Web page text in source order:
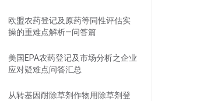
欧盟农药登记及原药等同性评估实
操的重难点解析—问答篇
美国EPA农药登记及市场分析之企业
应对疑难点问答汇总
从转基因耐除草剂作物用除草剂登